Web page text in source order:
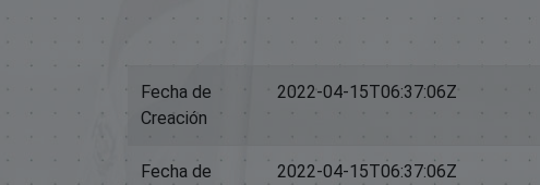
Fecha de
Creación
2022-04-15T06:37:06Z
Fecha de
2022-04-15T06:37:06Z